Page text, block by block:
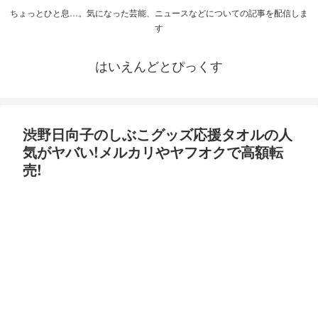
ちょっとひと息…。気になった芸能、ニュースなどについての記事を配信しま
す
はいえんどとぴっくす
渋野日向子のしぶこグッズ応援タオルの人
気がヤバい!メルカリやヤフオクで高額転
売!